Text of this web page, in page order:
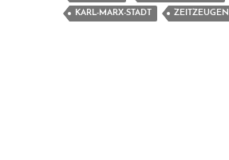
KARL-MARX-STADT ZEITZEUGEN